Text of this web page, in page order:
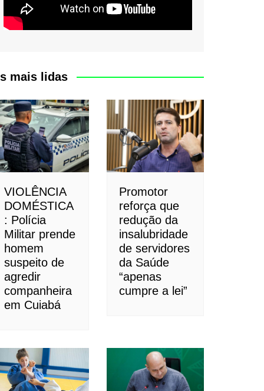
mais lidas
VIOLÊNCIA
DOMÉSTICA
: Polícia
Militar prende
homem
suspeito de
agredir
companheira
em Cuiabá
Promotor
reforça que
redução da
insalubridade
de servidores
da Saúde
“apenas
cumpre a lei”